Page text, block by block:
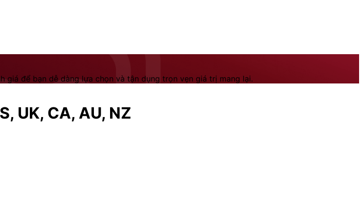
để bạn dễ dàng lựa chọn và tận dụng trọn vẹn giá trị mang lại.
UK, CA, AU, NZ